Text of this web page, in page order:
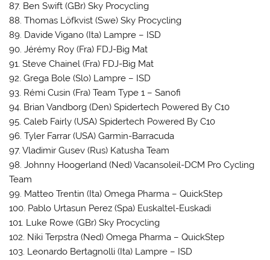
87. Ben Swift (GBr) Sky Procycling
88. Thomas Löfkvist (Swe) Sky Procycling
89. Davide Vigano (Ita) Lampre – ISD
90. Jérémy Roy (Fra) FDJ-Big Mat
91. Steve Chainel (Fra) FDJ-Big Mat
92. Grega Bole (Slo) Lampre – ISD
93. Rémi Cusin (Fra) Team Type 1 – Sanofi
94. Brian Vandborg (Den) Spidertech Powered By C10
95. Caleb Fairly (USA) Spidertech Powered By C10
96. Tyler Farrar (USA) Garmin-Barracuda
97. Vladimir Gusev (Rus) Katusha Team
98. Johnny Hoogerland (Ned) Vacansoleil-DCM Pro Cycling
Team
99. Matteo Trentin (Ita) Omega Pharma – QuickStep
100. Pablo Urtasun Perez (Spa) Euskaltel-Euskadi
101. Luke Rowe (GBr) Sky Procycling
102. Niki Terpstra (Ned) Omega Pharma – QuickStep
103. Leonardo Bertagnolli (Ita) Lampre – ISD